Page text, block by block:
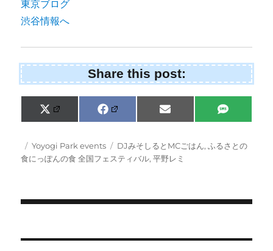
Share this post:
Share
on
X
(
w
i
t
)
Share
on
F
a
e
b
o
Share
on
E
m
i
Share
on
S
M
Posted
on
Categories
Yoyogi Park events Tags
DJみそしるとMCごはん,ふるさとの
食にっぽんの食 全国フェスティバル,平野レミ
navigation